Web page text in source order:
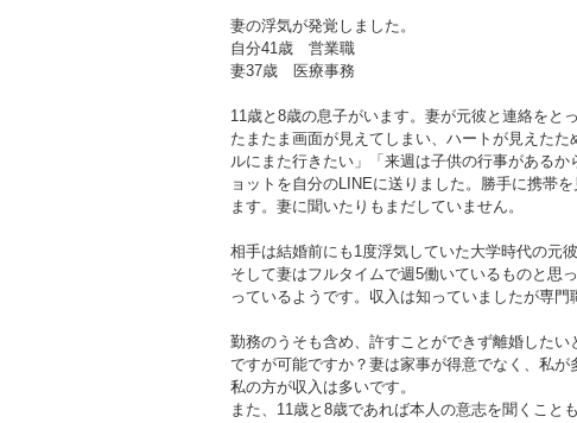
妻の浮気が発覚しました。
自分41歳 営業職
妻37歳 医療事務
11歳と8歳の息子がいます。妻が元彼と連絡をと
たまたま画面が見えてしまい、ハートが見えた
ルにまた行きたい」「来週は子供の行事がある
ョットを自分のLINEに送りました。勝手に携帯
ます。妻に聞いたりもまだしていません。
相手は結婚前にも1度浮気していた大学時代の元
そして妻はフルタイムで週5働いているものと思
っているようです。収入は知っていましたが専門
勤務のうそも含め、許すことができず離婚した
ですが可能ですか？妻は家事が得意でなく、私が
私の方が収入は多いです。
また、11歳と8歳であれば本人の意志を聞くこと